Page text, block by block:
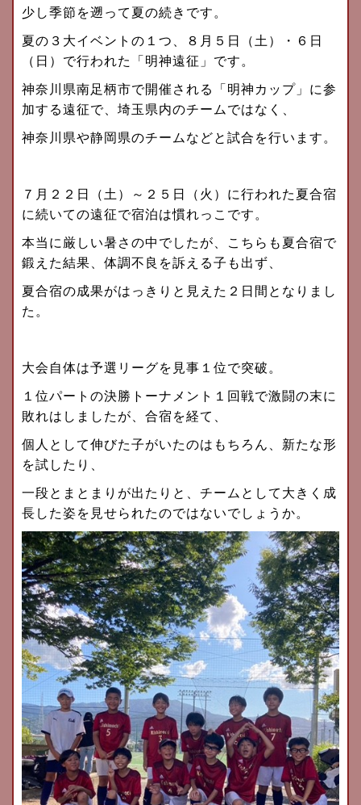
少し季節を遡って夏の続きです。
夏の３大イベントの１つ、８月５日（土）・６日
（日）で行われた「明神遠征」です。
神奈川県南足柄市で開催される「明神カップ」に参
加する遠征で、埼玉県内のチームではなく、
神奈川県や静岡県のチームなどと試合を行います。
７月２２日（土）～２５日（火）に行われた夏合宿
に続いての遠征で宿泊は慣れっこです。
本当に厳しい暑さの中でしたが、こちらも夏合宿で
鍛えた結果、体調不良を訴える子も出ず、
夏合宿の成果がはっきりと見えた２日間となりまし
た。
大会自体は予選リーグを見事１位で突破。
１位パートの決勝トーナメント１回戦で激闘の末に
敗れはしましたが、合宿を経て、
個人として伸びた子がいたのはもちろん、新たな形
を試したり、
一段とまとまりが出たりと、チームとして大きく成
長した姿を見せられたのではないでしょうか。